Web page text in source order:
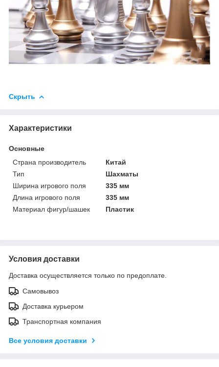
Скрыть
Характеристики
Основные
Страна производитель
Китай
Тип
Шахматы
Ширина игрового поля
335 мм
Длина игрового поля
335 мм
Материал фигур/шашек
Пластик
Условия доставки
Доставка осуществляется только по предоплате.
Самовывоз
Доставка курьером
Транспортная компания
Все условия доставки